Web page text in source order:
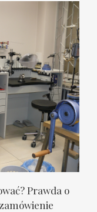
Prawda o